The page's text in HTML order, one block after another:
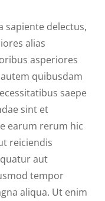
sapiente delectus,
alias
asperiores
quibusdam
saepe
sint et
earum rerum hic
reiciendis
aut
tempor
aliqua. Ut enim